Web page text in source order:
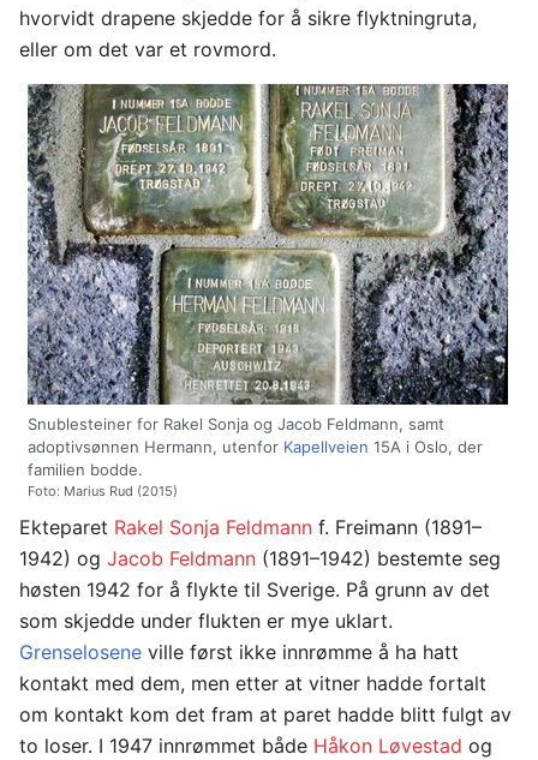
hvorvidt drapene skjedde for å sikre flyktningruta,
eller om det var et rovmord.
Snublesteiner for Rakel Sonja og Jacob Feldmann, samt
adoptivsønnen Hermann, utenfor Kapellveien 15A i Oslo, der
familien bodde.
Foto: Marius Rud (2015)
Ekteparet Rakel Sonja Feldmann f. Freimann (1891–
1942) og Jacob Feldmann (1891–1942) bestemte seg
høsten 1942 for å flykte til Sverige. På grunn av det
som skjedde under flukten er mye uklart.
Grenselosene ville først ikke innrømme å ha hatt
kontakt med dem, men etter at vitner hadde fortalt
om kontakt kom det fram at paret hadde blitt fulgt av
to loser. I 1947 innrømmet både Håkon Løvestad og